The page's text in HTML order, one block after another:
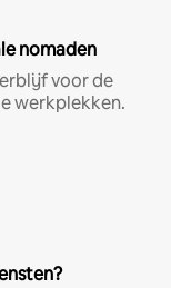
nomaden
voor de
werkplekken.